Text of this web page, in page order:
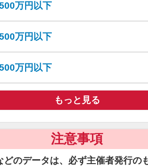
万円以下
万円以下
万円以下
もっと見る
注意事項
のデータは、必ず主催者発行の